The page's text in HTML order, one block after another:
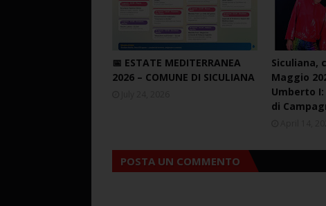
📅 ESTATE MEDITERRANEA
2026 – COMUNE DI SICULIANA
Siculiana,
Maggio
Umberto
di
POSTA UN COMMENTO